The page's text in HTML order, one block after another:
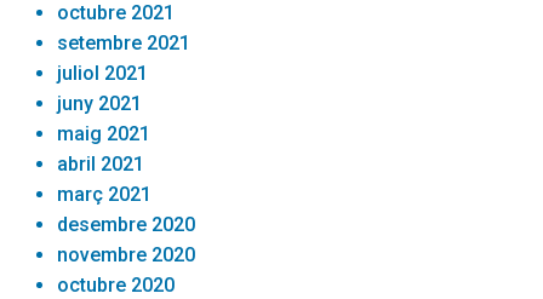
octubre 2021
setembre 2021
juliol 2021
juny 2021
maig 2021
abril 2021
març 2021
desembre 2020
novembre 2020
octubre 2020